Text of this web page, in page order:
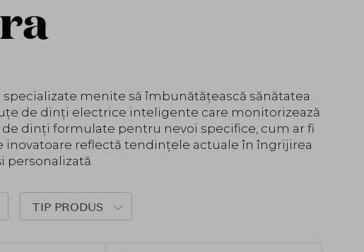
menite să îmbunătățească sănătatea
de dinți electrice inteligente care monitorizează
dinți formulate pentru nevoi specifice, cum ar fi
reflectă tendințele actuale în îngrijirea
personalizată.
TIP PRODUS